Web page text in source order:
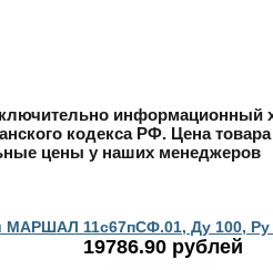
информационный
кодекса РФ. Цена
цены у наших менеджеров
МАРШАЛ 11с67пСФ.01, Ду 100, Ру
19786.90 рублей